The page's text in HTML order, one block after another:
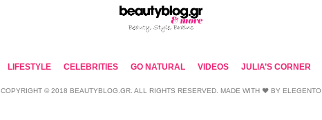
LIFESTYLE CELEBRITIES GO NATURAL VIDEOS JULIA’S CORNER
COPYRIGHT © 2018 BEAUTYBLOG.GR. ALL RIGHTS RESERVED. MADE WITH ❤ BY ELEGENTO